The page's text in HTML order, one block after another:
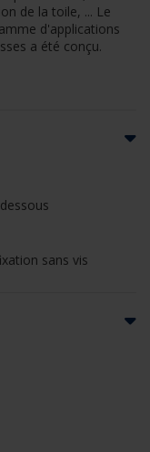
de la toile, ... Le
d'applications
a été conçu.
sans vis